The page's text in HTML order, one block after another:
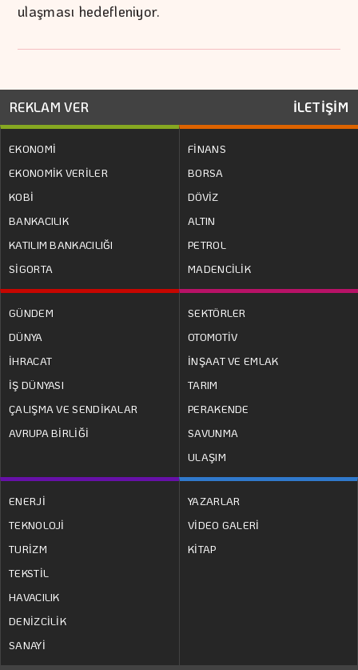
ulaşması hedefleniyor.
REKLAM VER İLETİŞİM
EKONOMİ
EKONOMİK VERİLER
KOBİ
BANKACILIK
KATILIM BANKACILIĞI
SİGORTA
FİNANS
BORSA
DÖVİZ
ALTIN
PETROL
MADENCİLİK
GÜNDEM
DÜNYA
İHRACAT
İŞ DÜNYASI
ÇALIŞMA VE SENDİKALAR
AVRUPA BİRLİĞİ
SEKTÖRLER
OTOMOTİV
İNŞAAT VE EMLAK
TARIM
PERAKENDE
SAVUNMA
ULAŞIM
ENERJİ
TEKNOLOJİ
TURİZM
TEKSTİL
HAVACILIK
DENİZCİLİK
SANAYİ
YAZARLAR
VİDEO GALERİ
KİTAP